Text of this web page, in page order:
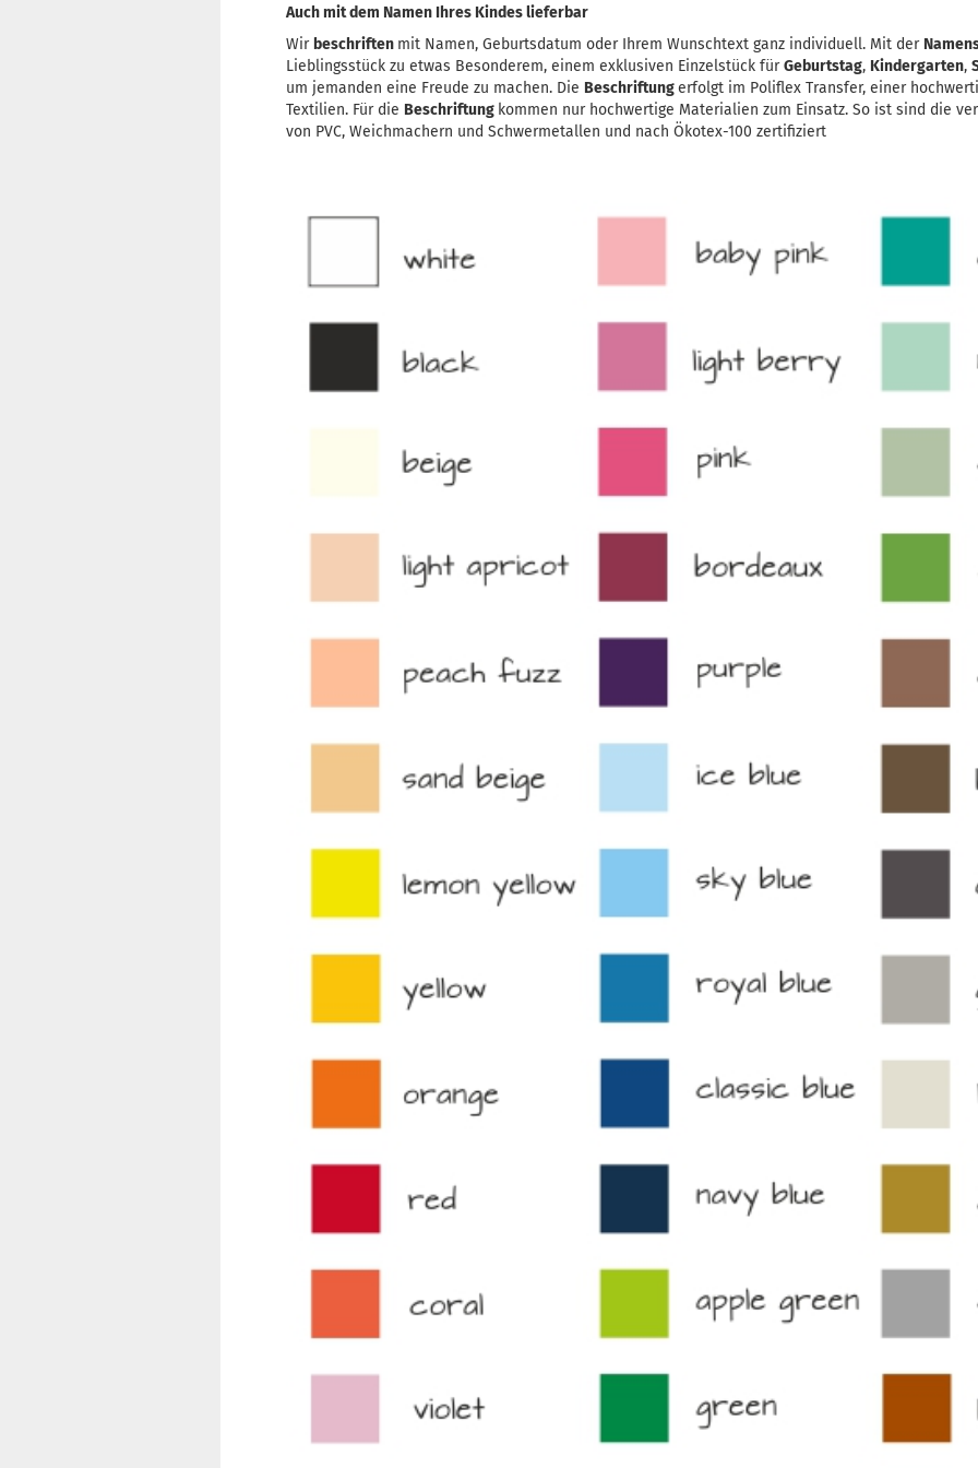
Auch mit dem Namen Ihres Kindes lieferbar
Wir beschriften mit Namen, Geburtsdatum oder Ihrem Wunschtext ganz individuell. Mit der
Lieblingsstück zu etwas Besonderem, einem exklusiven Einzelstück fürGeburtstag, Kindergarten,
um jemanden eine Freude zu machen. Die Beschriftungerfolgt im Poliflex Transfer, einer
Textilien. Für die Beschriftung kommen nur hochwertige Materialien zum Einsatz. So ist sind die
von PVC, Weichmachern und Schwermetallen und nach Ökotex-100 zertifiziert